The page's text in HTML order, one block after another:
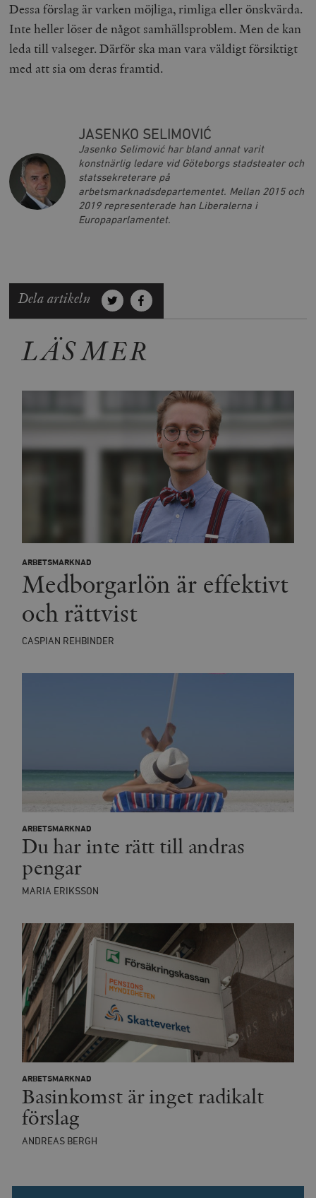
Dessa förslag är varken möjliga, rimliga eller önskvärda.
Inte heller löser de något samhällsproblem. Men de kan
leda till valseger. Därför ska man vara väldigt försiktigt
med att sia om deras framtid.
JASENKO SELIMOVIĆ
Jasenko Selimović har bland annat varit
konstnärlig ledare vid Göteborgs stadsteater och
statssekreterare på
arbetsmarknadsdepartementet. Mellan 2015 och
2019 representerade han Liberalerna i
Europaparlamentet.
Dela artikeln
LÄS MER
ARBETSMARKNAD
Medborgarlön är effektivt
och rättvist
CASPIAN REHBINDER
ARBETSMARKNAD
Du har inte rätt till andras
pengar
MARIA ERIKSSON
ARBETSMARKNAD
Basinkomst är inget radikalt
förslag
ANDREAS BERGH